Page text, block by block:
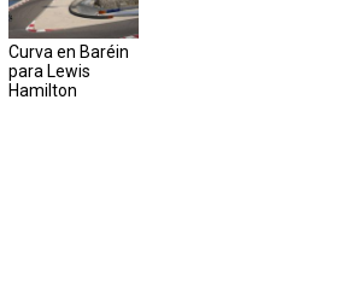
Curva en Baréin
para Lewis
Hamilton